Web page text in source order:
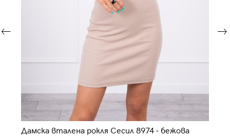
Дамска вталена рокля Сесил 8974 - бежова